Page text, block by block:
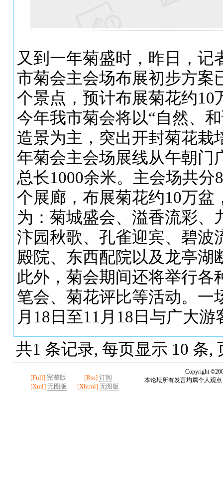
又到一年菊盛时，昨日，
市菊会主会场布展初步方案
个景点，预计布展菊花约10
今年我市菊会将以“自然、
造景为主，突出开封菊花栽
年菊会主会场展线从午朝门
总长1000余米。主会场共
个展廊，布展菊花约10万
为：菊城盛会、溢香流彩、
汴园秋歌、孔雀迎宾、碧波
殿院、东西配院以及龙亭湖
此外，菊会期间还将举行各
笔会、菊花评比等活动。一
月18日至11月18日与广大游
共1 条记录, 每页显示 10 条,
Copyright
本论坛所有发言均属个人观
[Full] 完整版 [Rss] 订阅
[Xml] 无图版 [Xhtml] 无图版